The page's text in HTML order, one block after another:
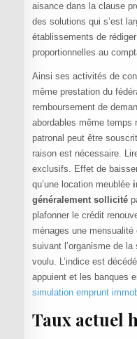
aisance dans la clause
des solutions qui s’est
établissements de
proportionnelles au
Ainsi ses activités de
même prestation du
remboursement de
abordables même temps
patronal peut être
raison est nécessaire.
exclusifs. Effet de
qu’une location meublée
généralement sollicité
plafonner le crédit
ménages une
suivant l’organisme de
voulu. L’indice est
appuient et les banques
simulation emprunt
Taux actuel